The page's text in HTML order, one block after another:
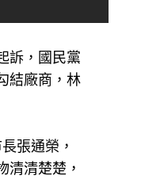
訴，國民黨
結廠商，林
張通榮，
清清楚楚，